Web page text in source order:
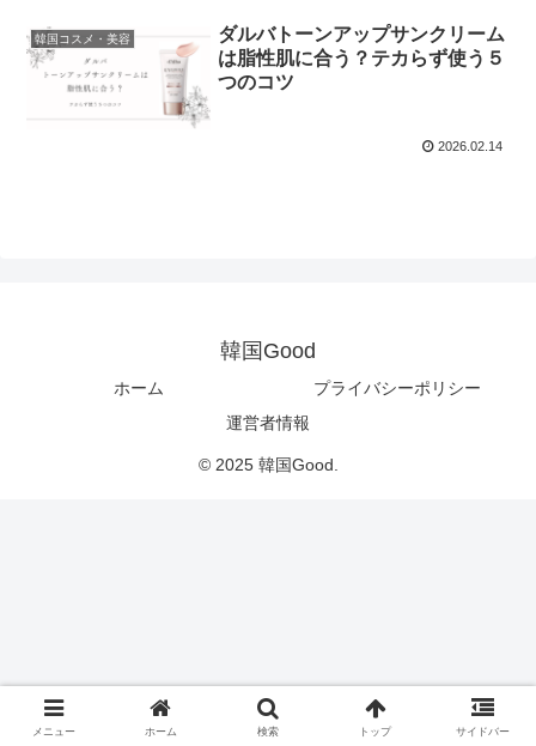
韓国コスメ・美容
ダルバトーンアップサンクリーム
は脂性肌に合う？テカらず使う５
つのコツ
2026.02.14
韓国Good
ホーム
プライバシーポリシー
運営者情報
© 2025 韓国Good.
メニュー ホーム 検索 トップ サイドバー